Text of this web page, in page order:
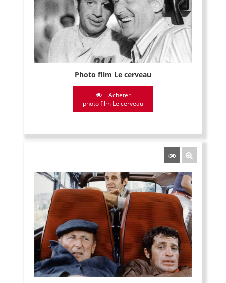
Photo film Le cerveau
Acheter
photo film Le cerveau